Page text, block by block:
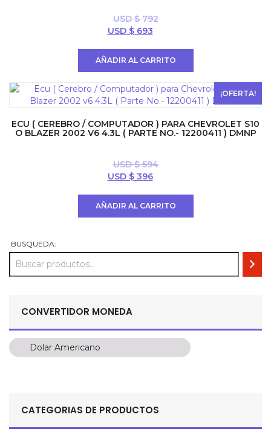
USD $792
El
era:
$ 792.
USD $693El
es:
$ 693.
AÑADIR AL CARRITO
¡OFERTA!
ECU ( CEREBRO / COMPUTADOR ) PARA CHEVROLET S10
O BLAZER 2002 V6 4.3L ( PARTE NO.- 12200411 ) DMNP
USD $594
El
era:
USD $396El
es:
AÑADIR AL CARRITO
BUSQUEDA:
CONVERTIDOR MONEDA
Dolar Americano
Dolar Americano
Pesos Mexicanos
CATEGORIAS DE PRODUCTOS